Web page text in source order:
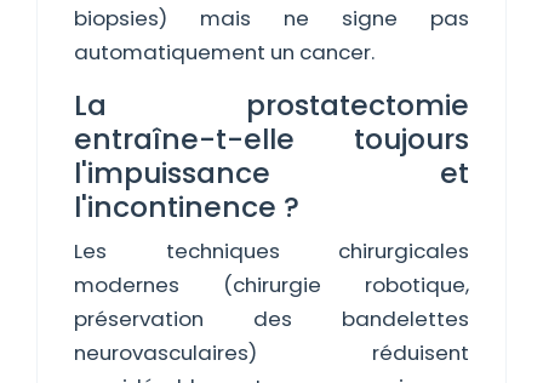
biopsies) mais ne signe pas
automatiquement un cancer.
La prostatectomie
entraîne-t-elle toujours
l'impuissance et
l'incontinence ?
Les techniques chirurgicales
modernes (chirurgie robotique,
préservation des bandelettes
neurovasculaires) réduisent